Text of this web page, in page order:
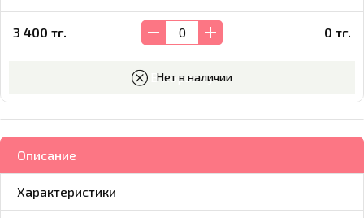
3 400 тг. 0 тг.
Нет в наличии
В корзину
Описание
Характеристики